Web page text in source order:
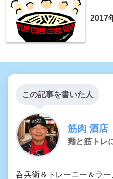
2017
この記事を書いた人
筋肉 酒店
麺と筋トレ
呑兵衛＆トレーニー＆ラ